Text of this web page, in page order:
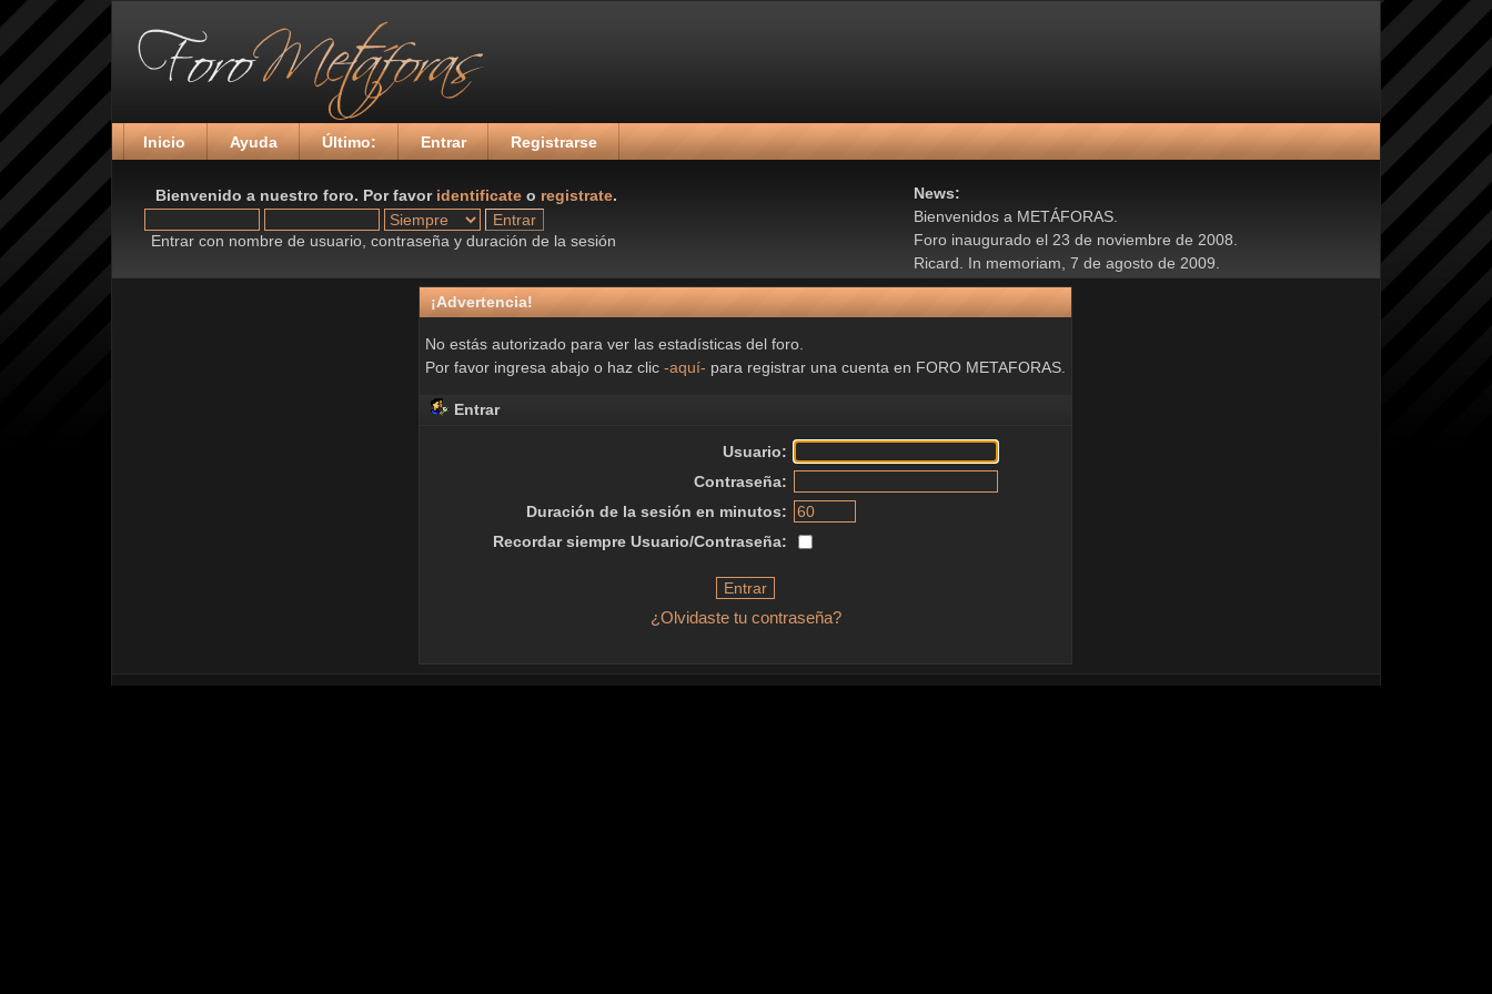
Inicio Ayuda Último: Entrar Registrarse
Bienvenido a nuestro foro. Por favor identificateo registrate.
Entrar con nombre de usuario, contraseña y duración de la sesión
News:
Bienvenidos a METÁFORAS.
Foro inaugurado el 23 de noviembre de 2008.
Ricard. In memoriam, 7 de agosto de 2009.
¡Advertencia!
No estás autorizado para ver las estadísticas del foro.
Por favor ingresa abajo o haz clic-aquí- para registrar una cuenta en FORO METAFORAS.
Entrar
Usuario:
Contraseña:
Duración de la sesión en minutos:
Recordar siempre Usuario/Contraseña:
¿Olvidaste tu contraseña?